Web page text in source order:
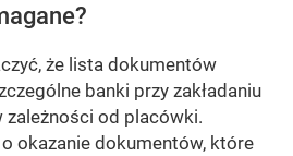
że lista dokumentów
banki przy zakładaniu
zależności od placówki.
okazanie dokumentów, które